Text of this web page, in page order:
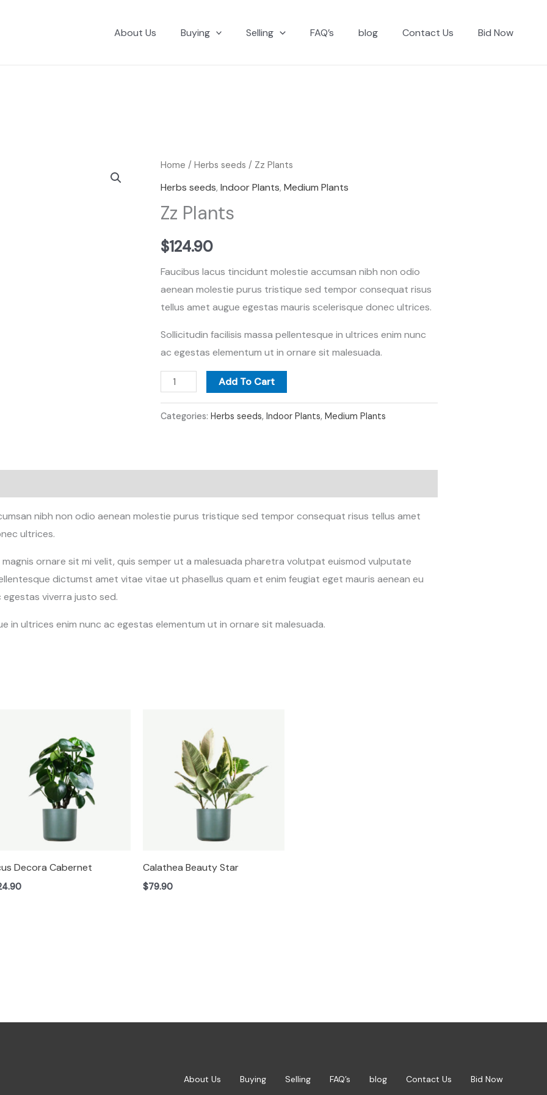
About Us Buying Selling FAQ’s blog Contact Us Bid Now
Home /Herbs seeds / Zz Plants
Herbs seeds,Indoor Plants,Medium Plants
Zz Plants
$124.90
Faucibus lacus tincidunt molestie accumsan nibh non odio
aenean molestie purus tristique sed tempor consequat risus
tellus amet augue egestas mauris scelerisque donec ultrices.
Sollicitudin facilisis massa pellentesque in ultrices enim nunc
ac egestas elementum ut in ornare sit malesuada.
Zz
Plants
Add To Cart
Categories:Herbs seeds,Indoor Plants,Medium Plants
nibh non odio aenean molestie purus tristique sed tempor consequat risus tellus amet
ultrices.
ornare sit mi velit, quis semper ut a malesuada pharetra volutpat euismod vulputate
dictumst amet vitae vitae ut phasellus quam et enim feugiat eget mauris aenean eu
viverra justo sed.
in ultrices enim nunc ac egestas elementum ut in ornare sit malesuada.
Decora Cabernet Calathea Beauty Star
$79.90
About Us Buying Selling FAQ’s blog Contact Us Bid Now